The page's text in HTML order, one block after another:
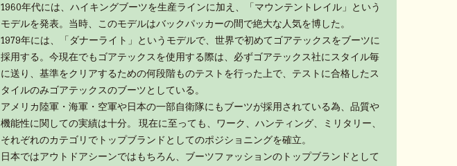
1960年代には、ハイキングブーツを生産ラインに加え、「マウンテントレイル」という
モデルを発表。当時、このモデルはバックパッカーの間で絶大な人気を博した。
1979年には、「ダナーライト」というモデルで、世界で初めてゴアテックスをブーツに
採用する。今現在でもゴアテックスを使用する際は、必ずゴアテックス社にスタイル毎
に送り、基準をクリアするための何段階ものテストを行った上で、テストに合格したス
タイルのみゴアテックスのブーツとしている。
アメリカ陸軍・海軍・空軍や日本の一部自衛隊にもブーツが採用されている為、品質や
機能性に関しての実績は十分。 現在に至っても、ワーク、ハンティング、ミリタリー、
それぞれのカテゴリでトップブランドとしてのポジショニングを確立。
日本ではアウトドアシーンではもちろん、ブーツファッションのトップブランドとして